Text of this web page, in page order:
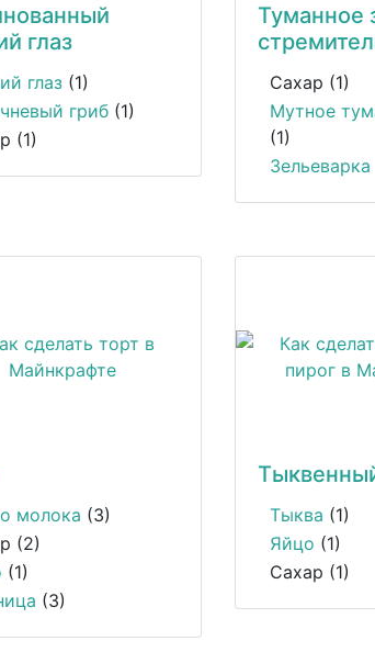
глаз
глаз (1)
гриб (1)
(1)
Туманное
Сахар (1)
Мутное
(1)
Зельеварка
молока (3)
(2)
(1)
(3)
Тыква (1)
Яйцо (1)
Сахар (1)